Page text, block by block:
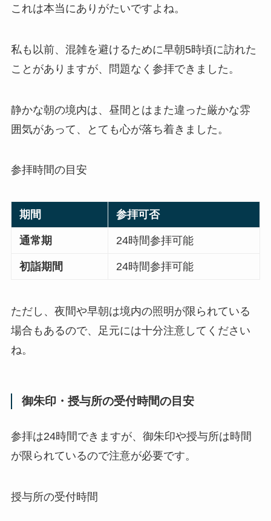
これは本当にありがたいですよね。
私も以前、混雑を避けるために早朝5時頃に訪れた
ことがありますが、問題なく参拝できました。
静かな朝の境内は、昼間とはまた違った厳かな雰
囲気があって、とても心が落ち着きました。
参拝時間の目安
期間 参拝可否
通常期 24時間参拝可能
初詣期間 24時間参拝可能
ただし、夜間や早朝は境内の照明が限られている
場合もあるので、足元には十分注意してください
ね。
御朱印・授与所の受付時間の目安
参拝は24時間できますが、御朱印や授与所は時間
が限られているので注意が必要です。
授与所の受付時間